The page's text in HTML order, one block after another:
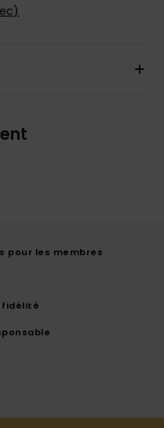
pour les membres
fidélité